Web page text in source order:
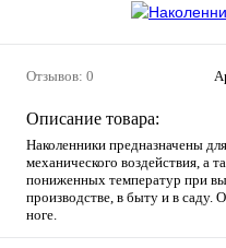
Отзывов: 0
Описание товара:
Наколенники предназначены
механического воздействия, а
пониженных температур при
производстве, в быту и в саду.
ноге.